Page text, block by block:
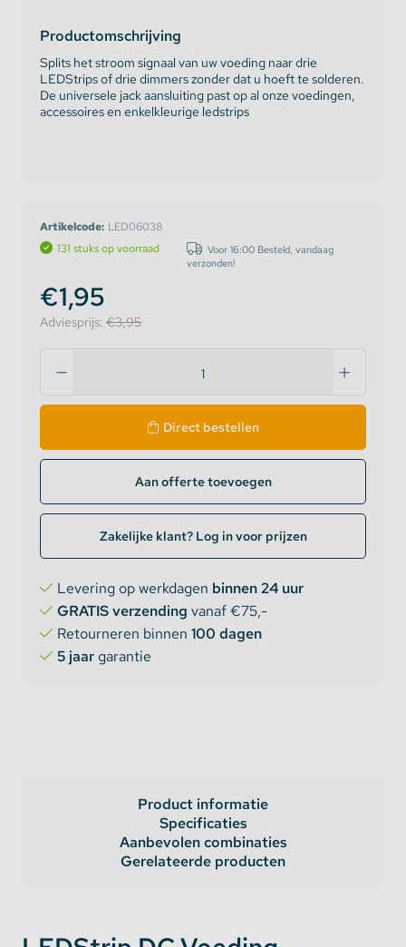
Productomschrijving
Splits het stroom signaal van uw voeding naar drie
LEDStrips of drie dimmers zonder dat u hoeft te solderen.
De universele jack aansluiting past op al onze voedingen,
accessoires en enkelkleurige ledstrips
Artikelcode: LED06038
131 stuks op voorraad
Voor 16:00 Besteld, vandaag
verzonden!
€1,95
Adviesprijs: €3,95
Direct bestellen
Aan offerte toevoegen
Zakelijke klant? Log in voor prijzen
Levering op werkdagen binnen 24 uur
GRATIS verzending vanaf €75,-
Retourneren binnen 100 dagen
5 jaargarantie
Product informatie
Specificaties
Aanbevolen combinaties
Gerelateerde producten